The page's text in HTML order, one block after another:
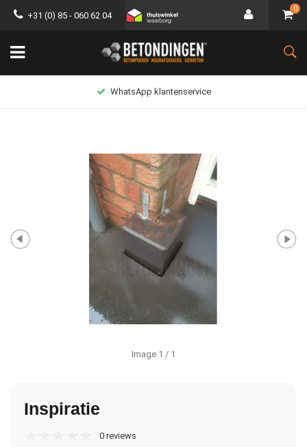
+31 (0) 85 - 060 62 04
0
WhatsApp klantenservice
Image 1 / 1
Inspiratie
0 reviews